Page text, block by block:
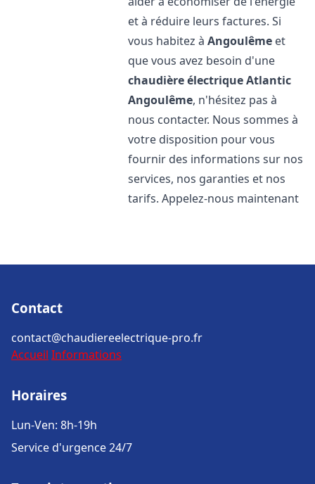
et à réduire leurs factures. Si
vous habitez àAngoulême et
que vous avez besoin d'une
chaudière électrique Atlantic
Angoulême, n'hésitez pas à
nous contacter. Nous sommes à
votre disposition pour vous
fournir des informations sur nos
services, nos garanties et nos
tarifs. Appelez-nous maintenant
Contact
contact@chaudiereelectrique-pro.fr
Accueil Informations
Horaires
Lun-Ven: 8h-19h
Service d'urgence 24/7